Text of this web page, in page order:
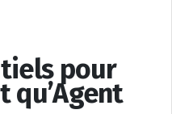
pour
qu’Agent